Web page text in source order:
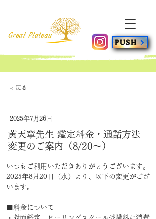
PUSH
< 戻る
2025年7月26日
黄天寧先生 鑑定料金・通話方法
変更のご案内（8/20〜）
いつもご利用いただきありがとうございます。
2025年8月20日（水）より、以下の変更がござ
います。
■料金について
・対面鑑定、ヒーリングスクール受講料に消費